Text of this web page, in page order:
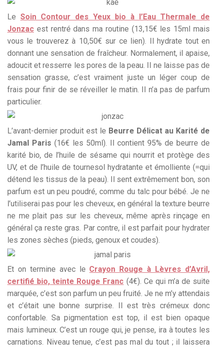
Le Soin Contour des Yeux bio à l’Eau Thermale de
Jonzac est rentré dans ma routine (13,15€ les 15ml mais
vous le trouverez à 10,50€ sur ce lien). Il hydrate tout en
donnant une sensation de fraîcheur. Normalement, il apaise,
adoucit et resserre les pores de la peau. Il ne laisse pas de
sensation grasse, c’est vraiment juste un léger coup de
frais pour finir de se réveiller le matin. Il n’a pas de parfum
particulier.
L’avant-dernier produit est le Beurre Délicat au Karité de
Jamal Paris (16€ les 50ml). Il contient 95% de beurre de
karité bio, de l’huile de sésame qui nourrit et protège des
UV, et de l’huile de tournesol hydratante et émolliente (=qui
détend les tissus de la peau). Il sent extrêmement bon, son
parfum est un peu poudré, comme du talc pour bébé. Je ne
l’utiliserai pas pour les cheveux, en général la texture beurre
ne me plait pas sur les cheveux, même après rinçage en
général ça reste gras. Par contre, il est parfait pour hydrater
les zones sèches (pieds, genoux et coudes).
Et on termine avec le Crayon Rouge à Lèvres d’Avril,
certifié bio, teinte Rouge Franc (4€). Ce qui m’a de suite
marquée, c’est son parfum un peu fruité. Je ne m’y attendais
et c’était une bonne surprise. Il est très crémeux donc
confortable. Sa pigmentation est top, il est bien opaque
mais lumineux. C’est un rouge qui, je pense, ira à toutes les
carnations. Niveau tenue, c’est pas mal du tout ; il laissera